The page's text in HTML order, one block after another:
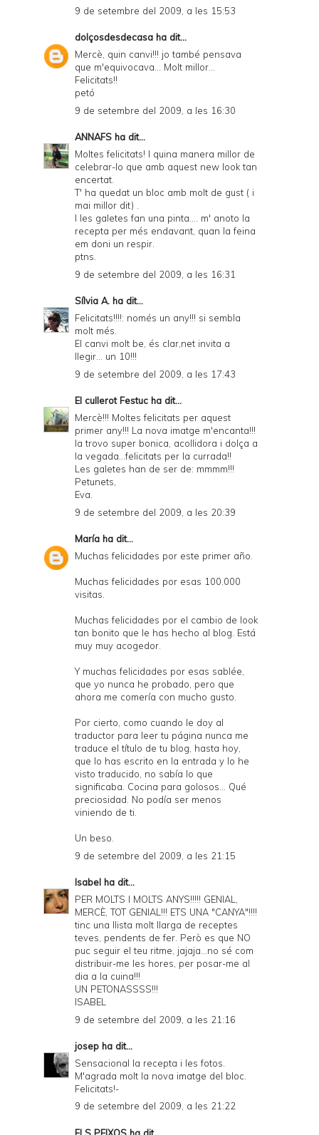
9 de setembre del 2009, a les 15:53
dolçosdesdecasa ha dit...
Mercè, quin canvi!!! jo també pensava
que m'equivocava... Molt millor...
Felicitats!!
petó
9 de setembre del 2009, a les 16:30
ANNAFS ha dit...
Moltes felicitats! I quina manera millor de
celebrar-lo que amb aquest new look tan
encertat.
T' ha quedat un bloc amb molt de gust ( i
mai millor dit) .
I les galetes fan una pinta.... m' anoto la
recepta per més endavant, quan la feina
em doni un respir.
ptns.
9 de setembre del 2009, a les 16:31
Sílvia A. ha dit...
Felicitats!!!!: només un any!!! si sembla
molt més.
El canvi molt be, és clar,net invita a
llegir... un 10!!!
9 de setembre del 2009, a les 17:43
El cullerot Festuc ha dit...
Mercè!!! Moltes felicitats per aquest
primer any!!! La nova imatge m'encanta!!!
la trovo super bonica, acollidora i dolça a
la vegada...felicitats per la currada!!
Les galetes han de ser de: mmmm!!!
Petunets,
Eva.
9 de setembre del 2009, a les 20:39
María ha dit...
Muchas felicidades por este primer año.
Muchas felicidades por esas 100.000
visitas.
Muchas felicidades por el cambio de look
tan bonito que le has hecho al blog. Está
muy muy acogedor.
Y muchas felicidades por esas sablée,
que yo nunca he probado, pero que
ahora me comería con mucho gusto.
Por cierto, como cuando le doy al
traductor para leer tu página nunca me
traduce el título de tu blog, hasta hoy,
que lo has escrito en la entrada y lo he
visto traducido, no sabía lo que
significaba. Cocina para golosos... Qué
preciosidad. No podía ser menos
viniendo de ti.
Un beso.
9 de setembre del 2009, a les 21:15
Isabel ha dit...
PER MOLTS I MOLTS ANYS!!!!! GENIAL,
MERCÈ, TOT GENIAL!!! ETS UNA "CANYA"!!!!
tinc una llista molt llarga de receptes
teves, pendents de fer. Però es que NO
puc seguir el teu ritme, jajaja...no sé com
distribuir-me les hores, per posar-me al
dia a la cuina!!!
UN PETONASSSS!!!
ISABEL
9 de setembre del 2009, a les 21:16
josep ha dit...
Sensacional la recepta i les fotos.
M'agrada molt la nova imatge del bloc.
Felicitats!-
9 de setembre del 2009, a les 21:22
ELS PEIXOS ha dit...